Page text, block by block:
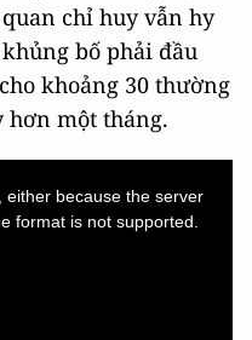
chỉ huy vẫn hy
bố phải đầu
khoảng 30 thường
hơn một tháng.
because the server
format is not supported.